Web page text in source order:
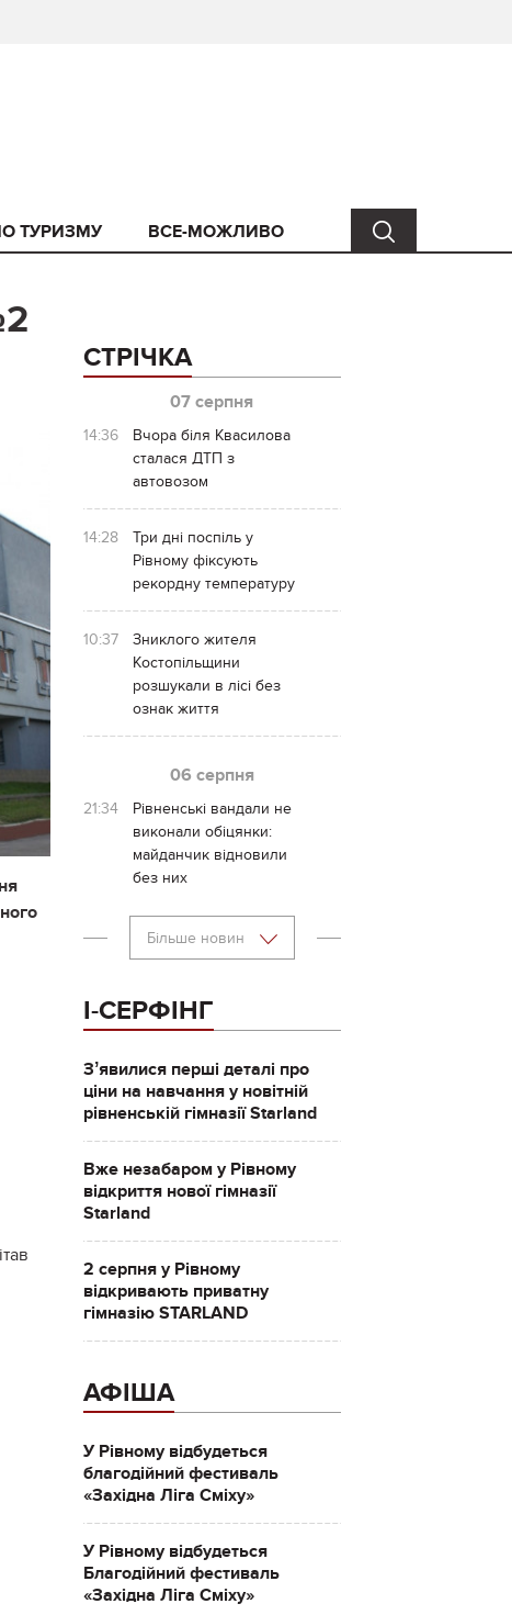
ТУРИЗМУ ВСЕ-МОЖЛИВО
СТРІЧКА
07 серпня
14:36
Вчора біля Квасилова
сталася ДТП з
автовозом
14:28
Три дні поспіль у
Рівному фіксують
рекордну температуру
10:37
Зниклого жителя
Костопільщини
розшукали в лісі без
ознак життя
06 серпня
21:34
Рівненські вандали не
виконали обіцянки:
майданчик відновили
без них
Більше новин
І-СЕРФІНГ
Зʼявилися перші деталі про
ціни на навчання у новітній
рівненській гімназії Starland
Вже незабаром у Рівному
відкриття нової гімназії
Starland
2 серпня у Рівному
відкривають приватну
гімназію STARLAND
АФІША
У Рівному відбудеться
благодійний фестиваль
«Західна Ліга Сміху»
У Рівному відбудеться
Благодійний фестиваль
«Західна Ліга Сміху»